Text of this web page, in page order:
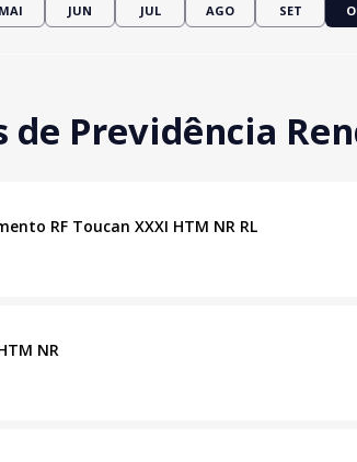
MAI JUN JUL AGO SET
de Previdência
RF Toucan XXXI HTM NR RL
NR